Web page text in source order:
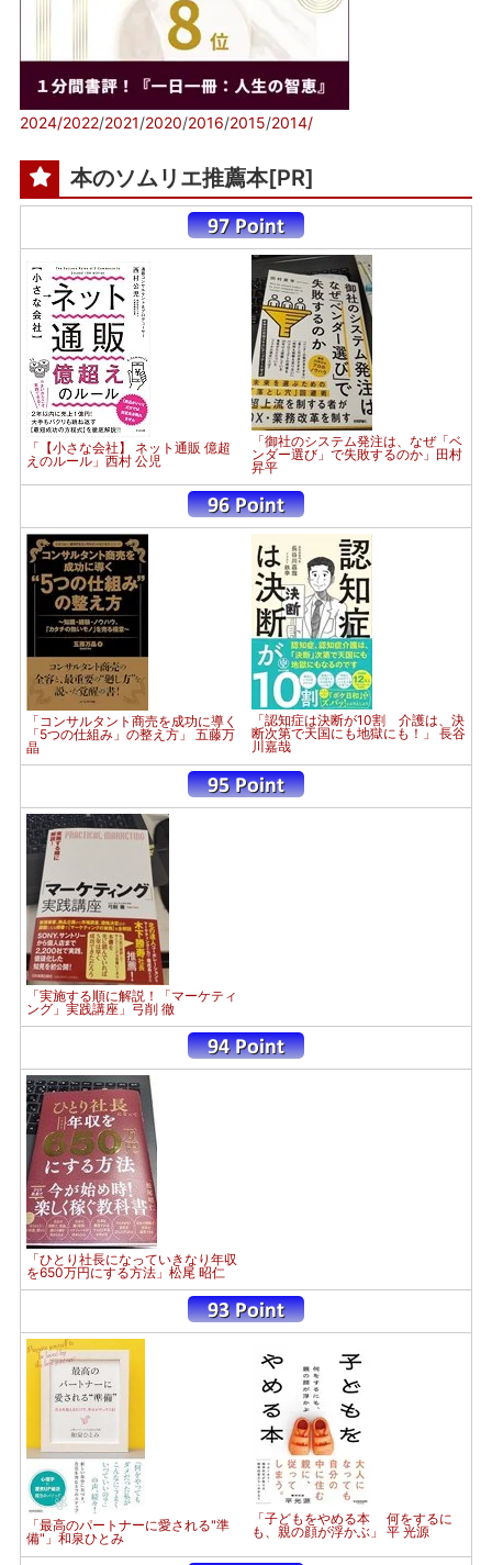
2024/2022/2021/2020/2016/2015/2014/
本のソムリエ推薦本[PR]
「【小さな会社】 ネット通販 億超
えのルール」西村 公児
「御社のシステム発注は、なぜ「ベ
ンダー選び」で失敗するのか」田村
昇平
「コンサルタント商売を成功に導く
「5つの仕組み」の整え方」 五藤万
晶
「認知症は決断が10割 介護は、決
断次第で天国にも地獄にも！」 長谷
川嘉哉
「実施する順に解説！「マーケティ
ング」実践講座」弓削 徹
「ひとり社長になっていきなり年収
を650万円にする方法」松尾 昭仁
「最高のパートナーに愛される"準
備"」和泉ひとみ
「子どもをやめる本 何をするに
も、親の顔が浮かぶ」 平 光源